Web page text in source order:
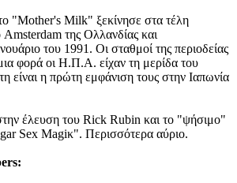
"Mother's Milk" ξεκίνησε στα τέλη
της Ολλανδίας και
του 1991. Οι σταθμοί της περιοδείας
φορά οι Η.Π.Α. είχαν τη μερίδα του
είναι η πρώτη εμφάνιση τους στην Ιαπωνία
έλευση του Rick Rubin και το "ψήσιμο"
Sex Magiκ". Περισσότερα αύριο.